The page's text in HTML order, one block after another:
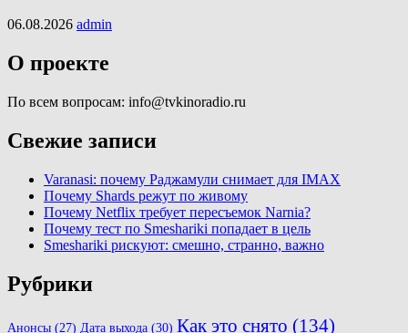
06.08.2026 admin
О проекте
По всем вопросам: info@tvkinoradio.ru
Свежие записи
Varanasi: почему Раджамули снимает для IMAX
Почему Shards режут по живому
Почему Netflix требует пересъемок Narnia?
Почему тест по Smeshariki попадает в цель
Smeshariki рискуют: смешно, странно, важно
Рубрики
Анонсы (27) Дата выхода (30) Как это снято (134)